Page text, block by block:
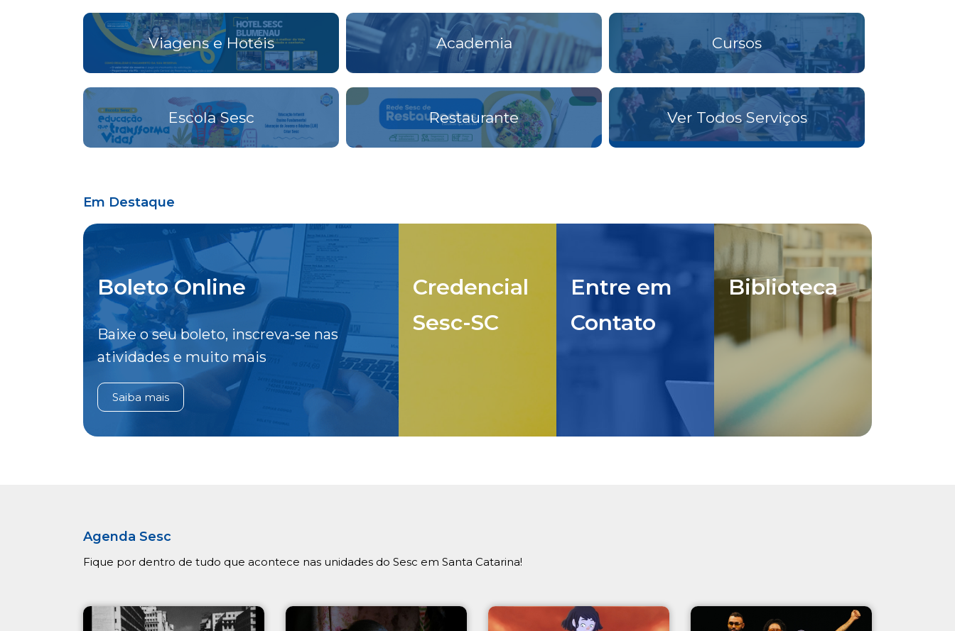
Viagens e Hotéis Academia Cursos
Escola Sesc Restaurante Ver Todos Serviços
Em Destaque
Boleto Online
Baixe o seu boleto, inscreva-se nas
atividades e muito mais
Saiba mais
Credencial
Sesc-SC
Entre em
Contato
Biblioteca
Agenda Sesc
Fique por dentro de tudo que acontece nas unidades do Sesc em Santa Catarina!